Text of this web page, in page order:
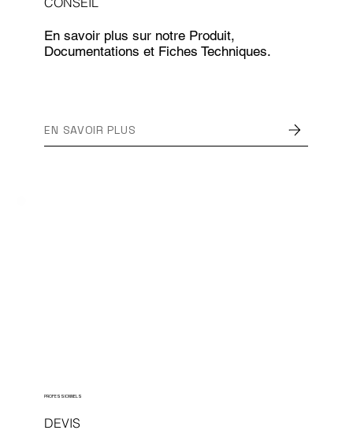
En savoir plus sur notre Produit,
Documentations et Fiches Techniques.
EN SAVOIR PLUS
DEVIS
PROFESSIONNELS